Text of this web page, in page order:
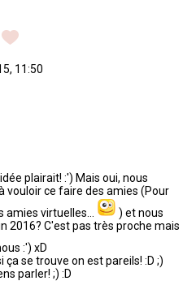
11:50
plairait! :') Mais oui, nous
vouloir ce faire des amies (Pour
virtuelles...
) et nous
2016? C'est pas très proche mais
:') xD
se trouve on est pareils! :D ;)
parler! ;) :D